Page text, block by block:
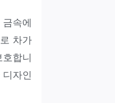
속에
차가
합니
자인